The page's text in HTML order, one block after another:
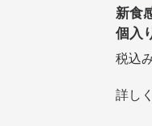
新食
個入
税込
詳し